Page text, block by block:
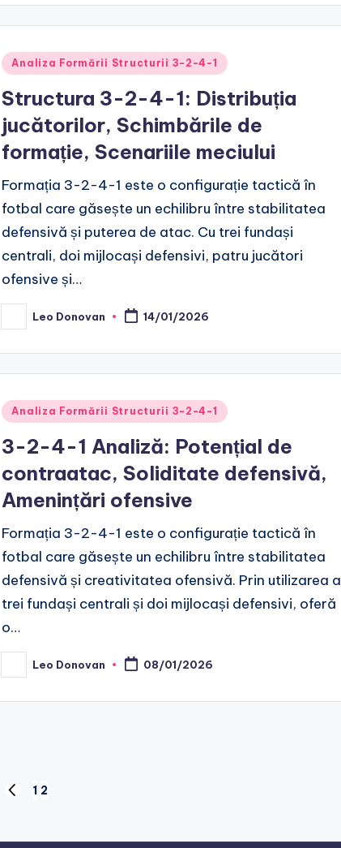
Posted
Analiza Formării Structurii 3-2-4-1
Structura 3-2-4-1: Distribuția
jucătorilor, Schimbările de
formație, Scenariile meciului
Formația 3-2-4-1 este o configurație tactică în
fotbal care găsește un echilibru între stabilitatea
defensivă și puterea de atac. Cu trei fundași
centrali, doi mijlocași defensivi, patru jucători
ofensive și…
Posted
by
Leo Donovan 14/01/2026
Posted
Analiza Formării Structurii 3-2-4-1
3-2-4-1 Analiză: Potențial de
contraatac, Soliditate defensivă,
Amenințări ofensive
Formația 3-2-4-1 este o configurație tactică în
fotbal care găsește un echilibru între stabilitatea
defensivă și creativitatea ofensivă. Prin utilizarea a
trei fundași centrali și doi mijlocași defensivi, oferă
o…
Posted
by
Leo Donovan 08/01/2026
PREVIOUS
1 2